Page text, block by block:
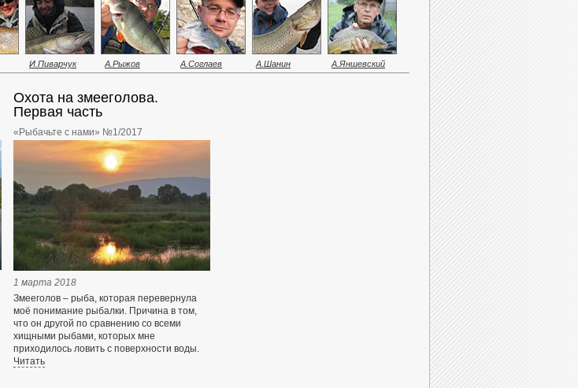
И.Пиварчук А.Рыжов А.Соглаев А.Шанин А.Яншевский
Охота на змееголова.
Первая часть
«Рыбачьте с нами» №1/2017
1 марта 2018
Змееголов – рыба, которая перевернула
моё понимание рыбалки. Причина в том,
что он другой по сравнению со всеми
хищными рыбами, которых мне
приходилось ловить с поверхности воды.
Читать